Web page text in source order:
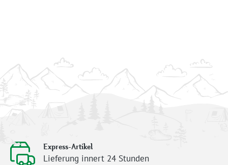
Express-Artikel
Lieferung innert 24 Stunden